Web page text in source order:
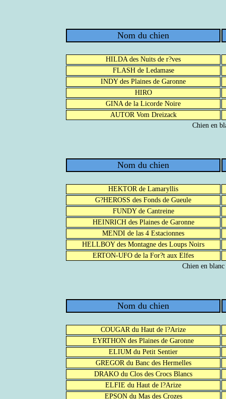
Nom du chien
HILDA des Nuits de r?ves
FLASH de Ledamase
INDY des Plaines de Garonne
HIRO
GINA de la Licorde Noire
AUTOR Vom Dreizack
Chien en
Nom du chien
HEKTOR de Lamaryllis
G?HEROSS des Fonds de Gueule
FUNDY de Cantreine
HEINRICH des Plaines de Garonne
MENDI de las 4 Estacionnes
HELLBOY des Montagne des Loups Noirs
ERTON-UFO de la For?t aux Elfes
Chien en
Nom du chien
COUGAR du Haut de l?Arize
EYRTHON des Plaines de Garonne
ELIUM du Petit Sentier
GREGOR du Banc des Hermelles
DRAKO du Clos des Crocs Blancs
ELFIE du Haut de l?Arize
EPSON du Mas des Crozes